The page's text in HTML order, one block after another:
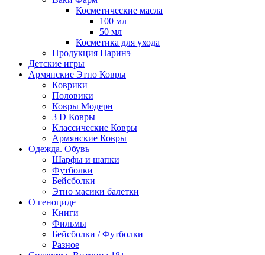
Косметические масла
100 мл
50 мл
Косметика для ухода
Продукция Наринэ
Детские игры
Армянские Этно Ковры
Коврики
Половики
Ковры Модерн
3 D Ковры
Классические Ковры
Армянские Ковры
Одежда. Обувь
Шарфы и шапки
Футболки
Бейсболки
Этно масики балетки
О геноциде
Книги
Фильмы
Бейсболки / Футболки
Разное